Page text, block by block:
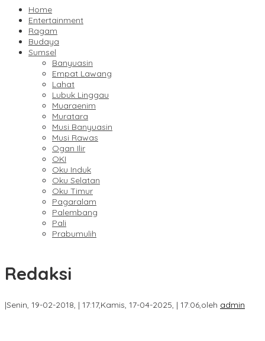
Home
Entertainment
Ragam
Budaya
Sumsel
Banyuasin
Empat Lawang
Lahat
Lubuk Linggau
Muaraenim
Muratara
Musi Banyuasin
Musi Rawas
Ogan Ilir
OKI
Oku Induk
Oku Selatan
Oku Timur
Pagaralam
Palembang
Pali
Prabumulih
Redaksi
|Senin, 19-02-2018, | 17:17,Kamis, 17-04-2025, | 17:06,oleh admin